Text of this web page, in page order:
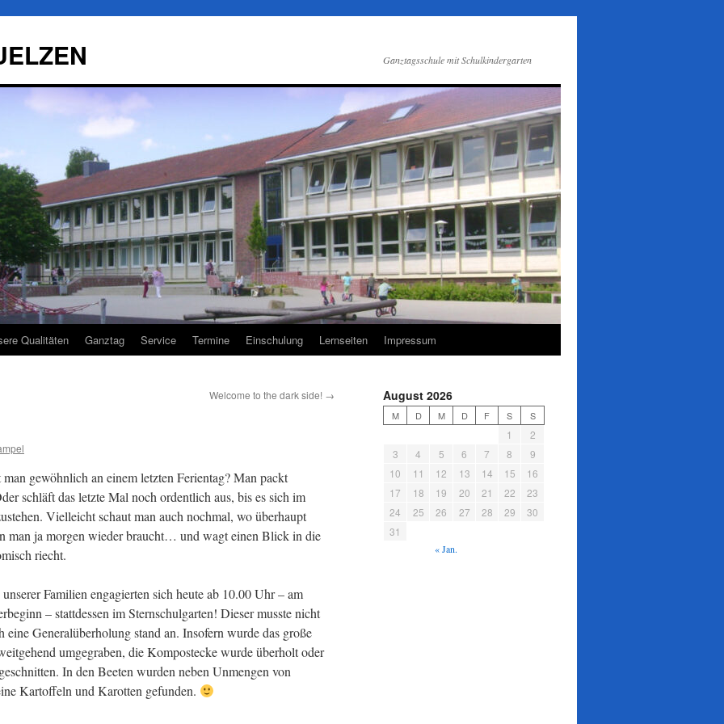
Ganztagsschule mit Schulkindergarten
Qualitäten Ganztag Service Termine Einschulung Lernseiten Impressum
Welcome to the dark side! →
gewöhnlich an einem letzten Ferientag? Man packt
schläft das letzte Mal noch ordentlich aus, bis es sich im
Vielleicht schaut man auch nochmal, wo überhaupt
man ja morgen wieder braucht… und wagt einen Blick in die
riecht.
Familien engagierten sich heute ab 10.00 Uhr – am
– stattdessen im Sternschulgarten! Dieser musste nicht
Generalüberholung stand an. Insofern wurde das große
umgegraben, die Kompostecke wurde überholt oder
In den Beeten wurden neben Unmengen von
Kartoffeln und Karotten gefunden.
August 2026
M D M D F S S
1
2
3
4 5 6 7 8
9
10
11 12 13 14 15
16
17
18 19 20 21 22
23
24
25 26 27 28 29
30
31
« Jan.